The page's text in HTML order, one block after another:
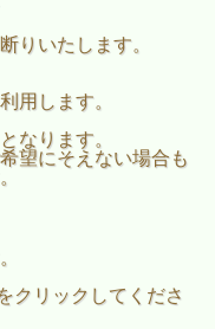
りいたします。
用します。
なります。
望にそえない場合も
クリックしてくださ